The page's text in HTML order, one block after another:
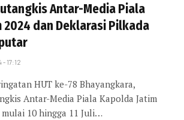
Antar-Media Piala
2024 dan Deklarasi Pilkada
17:12
HUT ke-78 Bhayangkara,
Antar-Media Piala Kapolda Jatim
10 hingga 11 Juli…